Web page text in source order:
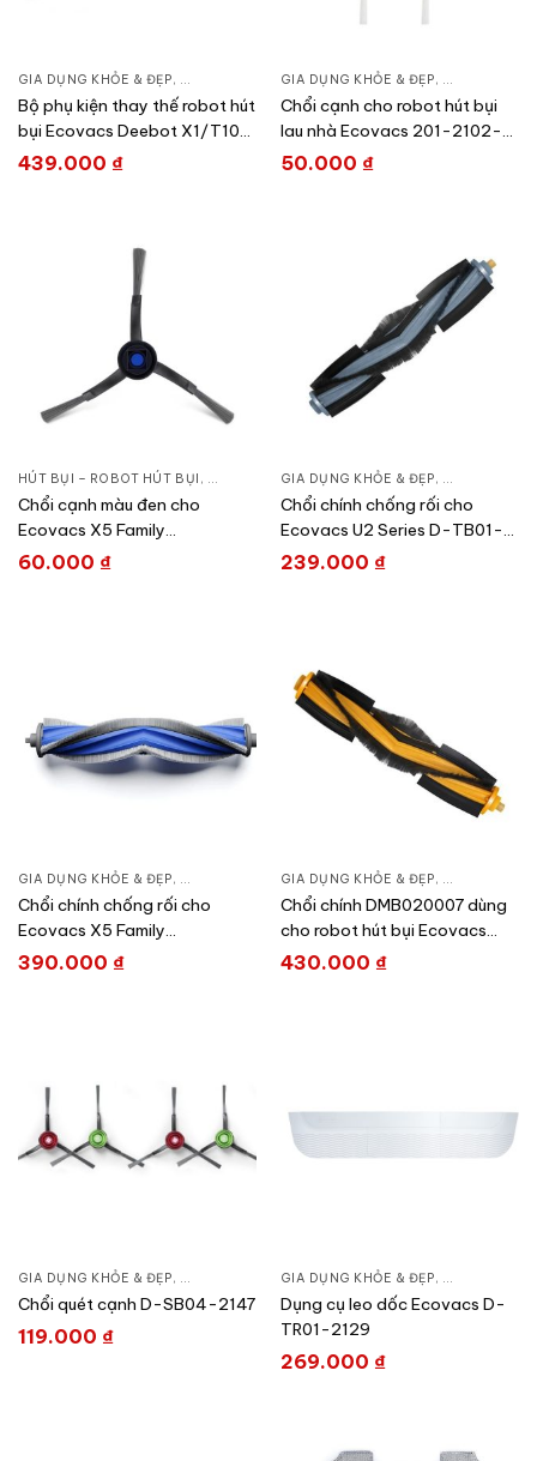
GIA DỤNG KHỎE & ĐẸP, CHĂM SÓC NHÀ CỬA, HÚT BỤI – ROBOT HÚT BỤI
Bộ phụ kiện thay thế robot hút
bụi Ecovacs Deebot X1/T10
Series DKT060084
439.000 ₫
GIA DỤNG KHỎE & ĐẸP,
Chổi cạnh cho robot hút bụi
lau nhà Ecovacs 201-2102-
24E6
50.000 ₫
HÚT BỤI – ROBOT HÚT BỤI , CHĂM SÓC NHÀ CỬA, GIA DỤNG KHỎE & ĐẸP
Chổi cạnh màu đen cho
Ecovacs X5 Family
DSB020030
60.000 ₫
GIA DỤNG KHỎE & ĐẸP, CHĂM SÓC
Chổi chính chống rối cho
Ecovacs U2 Series D-TB01-
2019
239.000 ₫
GIA DỤNG KHỎE & ĐẸP, CHĂM SÓC NHÀ CỬA, HÚT BỤI – ROBOT HÚT BỤI
Chổi chính chống rối cho
Ecovacs X5 Family
DMB010021
390.000 ₫
GIA DỤNG KHỎE & ĐẸP, CHĂM SÓC
Chổi chính DMB020007 dùng
cho robot hút bụi Ecovacs
Deebot N10
430.000 ₫
GIA DỤNG KHỎE & ĐẸP, CHĂM SÓC NHÀ CỬA, HÚT BỤI – ROBOT HÚT BỤI
Chổi quét cạnh D-SB04-2147
119.000 ₫
GIA DỤNG KHỎE & ĐẸP, CHĂM SÓC
Dụng cụ leo dốc Ecovacs D-
TR01-2129
269.000 ₫